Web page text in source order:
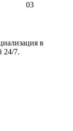
03
в
24/7.